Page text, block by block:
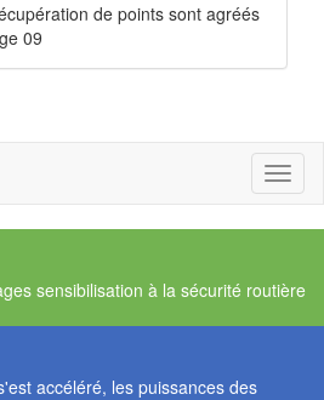
de points sont agréés
09
sensibilisation à la sécurité routière
accéléré, les puissances des